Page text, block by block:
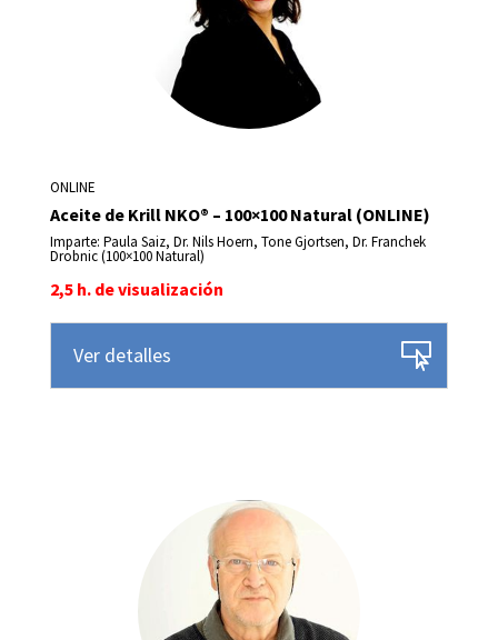
ONLINE
Aceite de Krill NKO® – 100×100 Natural (ONLINE)
Imparte: Paula Saiz, Dr. Nils Hoern, Tone Gjortsen, Dr. Franchek
Drobnic (100×100 Natural)
2,5 h. de visualización
Ver detalles